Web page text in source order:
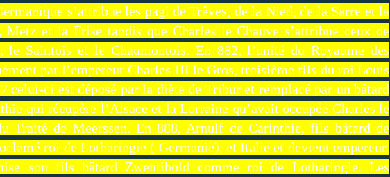
s’attribue les pagi de Trêves, de la Nied, de la Sarre et la
et la Frise tandis que Charles le Chauve s’attribue ceux de
Saintois et le Chaumontois. En 882, l’unité du Royaume des
par l’empereur Charles III le Gros, troisième fils du roi Louis
celui-ci est déposé par la diète de Tribur et remplacé par un bâtard
qui récupère l’Alsace et la Lorraine qu’avait occupée Charles le
Traité de Meerssen. En 888, Arnulf de Carinthie, fils bâtard de
roi de Lotharingie ( Germanie), et Italie et devient empereur.
son fils bâtard Zwentibold comme roi de Lotharingie. Les